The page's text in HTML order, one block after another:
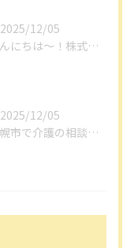
2025/12/05
こんにちは〜！株式会社ライフケアプラスです。
2025/12/05
札幌市で介護の相談をするなら